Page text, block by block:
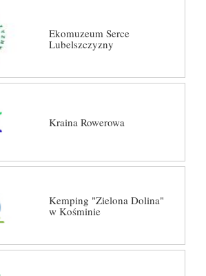
Ekomuzeum Serce
Lubelszczyzny
Kraina Rowerowa
Kemping "Zielona Dolina"
w Kośminie